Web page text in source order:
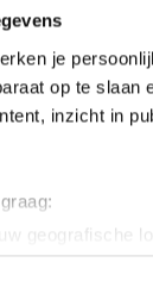
je
op te slaan
inzicht in
geografische
het actief te